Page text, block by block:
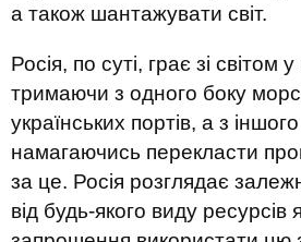
а також шантажувати світ.
Росія, по суті, грає зі світом у
тримаючи з одного боку
українських портів, а з
намагаючись перекласти
за це. Росія розглядає
від будь-якого виду ресурсів